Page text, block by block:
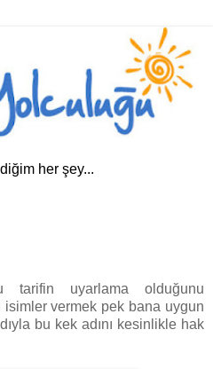
her şey...
uyarlama olduğunu
isimler vermek pek bana uygun
bu kek adını kesinlikle hak